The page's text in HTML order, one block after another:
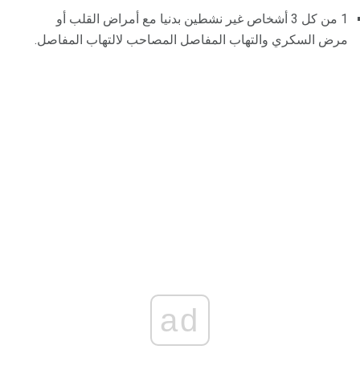
1 من كل 3 أشخاص غير نشطين بدنيا مع أمراض القلب أو
مرض السكري والتهاب المفاصل المصاحب لالتهاب المفاصل.
ad